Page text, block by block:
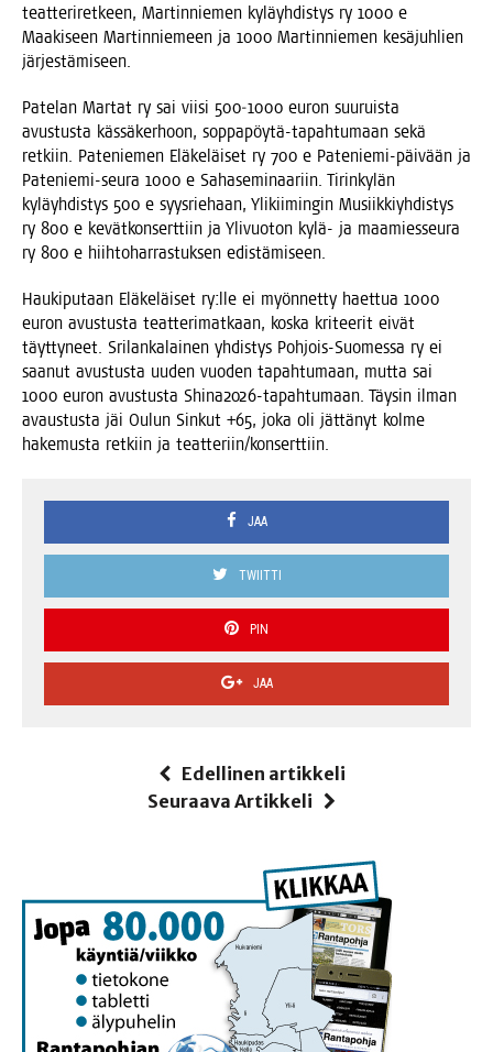
teat­te­ri­ret­keen, Mar­tin­nie­men kyläyh­dis­tys ry 1000 e
Maa­ki­seen Mar­tin­nie­meen ja 1000 Mar­tin­nie­men kesä­juh­lien
järjestämiseen.
Pate­lan Mar­tat ry sai vii­si 500‑1000 euron suu­ruis­ta
avus­tus­ta käs­sä­ker­hoon, sop­pa­pöy­tä-tapah­tu­maan sekä
ret­kiin. Pate­nie­men Elä­ke­läi­set ry 700 e Pate­nie­mi-päi­vään ja
Pate­nie­mi-seu­ra 1000 e Saha­se­mi­naa­riin. Tirin­ky­län
kyläyh­dis­tys 500 e syys­rie­haan, Yli­kii­min­gin Musiik­kiyh­dis­tys
ry 800 e kevät­kon­sert­tiin ja Yli­vuo­ton kylä- ja maa­mies­seu­ra
ry 800 e hiih­to­har­ras­tuk­sen edistämiseen.
Hau­ki­pu­taan Elä­ke­läi­set ry:lle ei myön­net­ty haet­tua 1000
euron avus­tus­ta teat­te­ri­mat­kaan, kos­ka kri­tee­rit eivät
täyt­ty­neet. Sri­lan­ka­lai­nen yhdis­tys Poh­jois-Suo­mes­sa ry ei
saa­nut avus­tus­ta uuden vuo­den tapah­tu­maan, mut­ta sai
1000 euron avus­tus­ta Shi­na2026-tapah­tu­maan. Täy­sin ilman
avaus­tus­ta jäi Oulun Sin­kut +65, joka oli jät­tä­nyt kol­me
hake­mus­ta ret­kiin ja teatteriin/konserttiin.
JAA
TWIITTI
PIN
JAA
Edellinen artikkeli
Seuraava Artikkeli